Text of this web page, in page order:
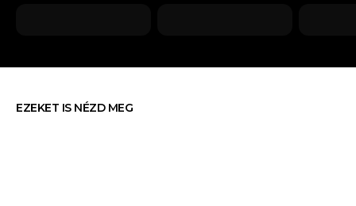
EZEKET IS NÉZD MEG